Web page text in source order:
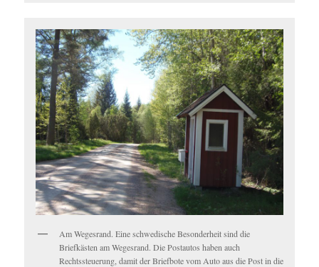
Am Wegesrand. Eine schwedische Besonderheit sind die
Briefkästen am Wegesrand. Die Postautos haben auch
Rechtssteuerung, damit der Briefbote vom Auto aus die Post in die